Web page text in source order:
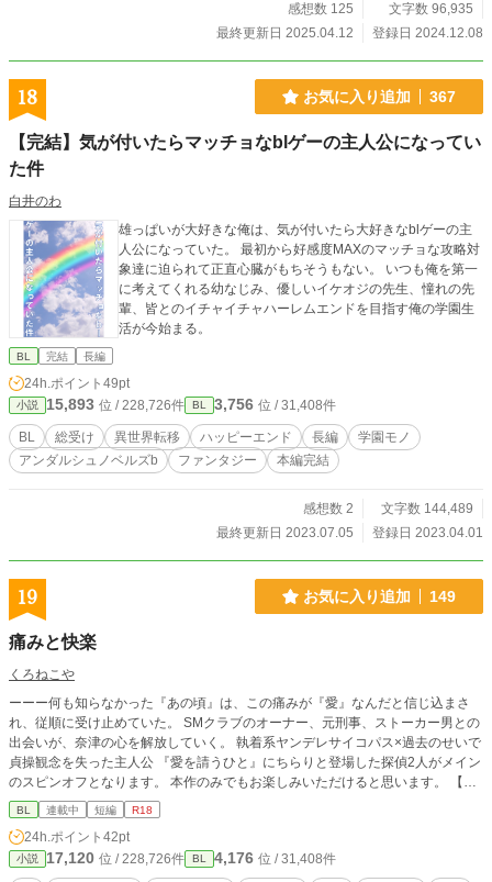
感想数 125
文字数 96,935
最終更新日 2025.04.12
登録日 2024.12.08
18 お気に入り追加 367
【完結】気が付いたらマッチョなblゲーの主人公になってい
た件
白井のわ
雄っぱいが大好きな俺は、気が付いたら大好きなblゲーの主
人公になっていた。 最初から好感度MAXのマッチョな攻略対
象達に迫られて正直心臓がもちそうもない。 いつも俺を第一
に考えてくれる幼なじみ、優しいイケオジの先生、憧れの先
輩、皆とのイチャイチャハーレムエンドを目指す俺の学園生
活が今始まる。
BL 完結 長編
24h.ポイント 49pt
小説 15,893 位 / 228,726件 BL 3,756 位 / 31,408件
BL 総受け 異世界転移 ハッピーエンド 長編
学園モノ
アンダルシュノベルズb
ファンタジー 本編完結
感想数 2
文字数 144,489
最終更新日 2023.07.05
登録日 2023.04.01
19 お気に入り追加 149
痛みと快楽
くろねこや
ーーー何も知らなかった『あの頃』は、この痛みが『愛』なんだと信じ込まさ
れ、従順に受け止めていた。 SMクラブのオーナー、元刑事、ストーカー男との
出会いが、奈津の心を解放していく。 執着系ヤンデレサイコパス×過去のせいで
貞操観念を失った主人公 『愛を請うひと』にちらりと登場した探偵2人がメイン
のスピンオフとなります。 本作のみでもお楽しみいただけると思います。 【本
編完結済み・番外編 不定期に配信予定】 ※『横書き』方向に設定してお読みく
ださい。
BL 連載中 短編 R18
24h.ポイント 42pt
小説 17,120 位 / 228,726件 BL 4,176 位 / 31,408件